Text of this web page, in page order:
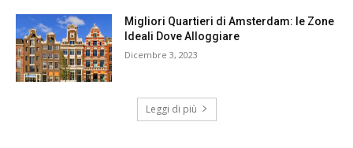
Migliori Quartieri di Amsterdam: le Zone
Ideali Dove Alloggiare
Dicembre 3, 2023
Leggi di più